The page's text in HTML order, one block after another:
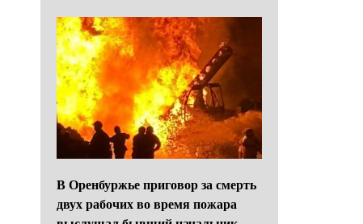
В Оренбуржье приговор за смерть
двух рабочих во время пожара